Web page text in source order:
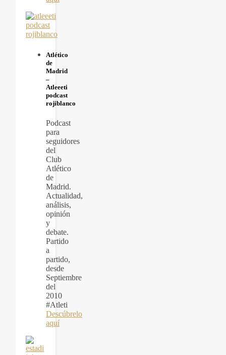
Atlético
de
Madrid
–
Atleeeti
podcast
rojiblanco
Podcast
para
seguidores
del
Club
Atlético
de
Madrid.
Actualidad,
análisis,
opinión
y
debate.
Partido
a
partido,
desde
Septiembre
del
2010
#Atleti
Descúbrelo
aquí